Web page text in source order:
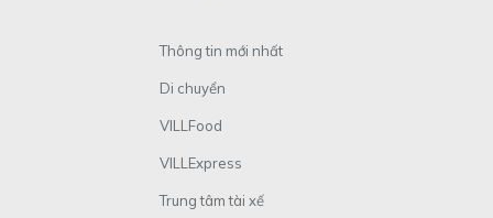
Thông tin mới nhất
Di chuyển
VILLFood
VILLExpress
Trung tâm tài xế